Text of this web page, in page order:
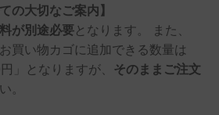
の大切なご案内】
が別途必要となります。 また、
買い物カゴに追加できる数量は
」となりますが、 そのままご注文
。